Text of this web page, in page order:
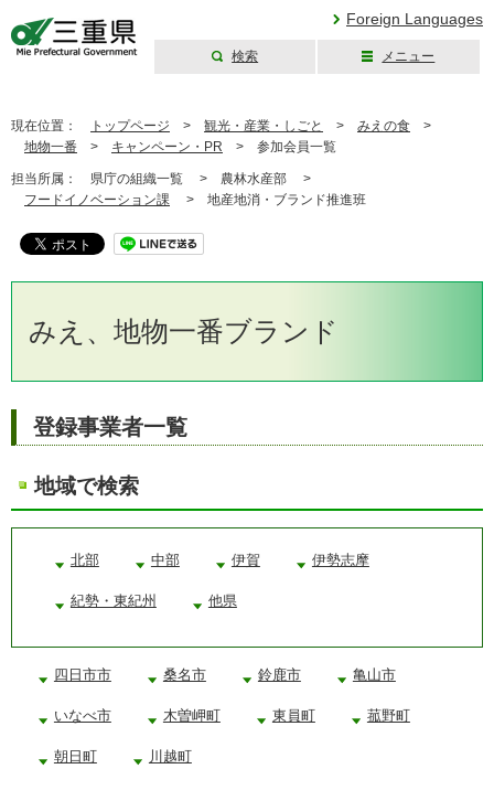
Foreign Languages
検索 メニュー
現在位置： トップページ > 観光・産業・しごと > みえの食 >
地物一番 > キャンペーン・PR > 参加会員一覧
担当所属： 県庁の組織一覧 > 農林水産部 >
フードイノベーション課 > 地産地消・ブランド推進班
みえ、地物一番ブランド
登録事業者一覧
地域で検索
北部 中部 伊賀 伊勢志摩
紀勢・東紀州 他県
四日市市 桑名市 鈴鹿市 亀山市
いなべ市 木曽岬町 東員町 菰野町
朝日町 川越町